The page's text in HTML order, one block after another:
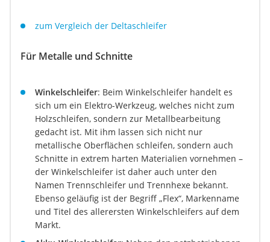
zum Vergleich der Deltaschleifer
Für Metalle und Schnitte
Winkelschleifer: Beim Winkelschleifer handelt es
sich um ein Elektro-Werkzeug, welches nicht zum
Holzschleifen, sondern zur Metallbearbeitung
gedacht ist. Mit ihm lassen sich nicht nur
metallische Oberflächen schleifen, sondern auch
Schnitte in extrem harten Materialien vornehmen –
der Winkelschleifer ist daher auch unter den
Namen Trennschleifer und Trennhexe bekannt.
Ebenso geläufig ist der Begriff „Flex“, Markenname
und Titel des allerersten Winkelschleifers auf dem
Markt.